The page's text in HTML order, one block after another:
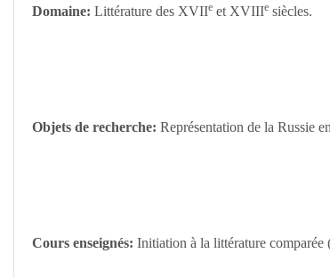
Domaine: Littérature des XVIIe et XVIIIe siècles.
Objets de recherche: Représentation de la Russie
Cours enseignés: Initiation à la littérature